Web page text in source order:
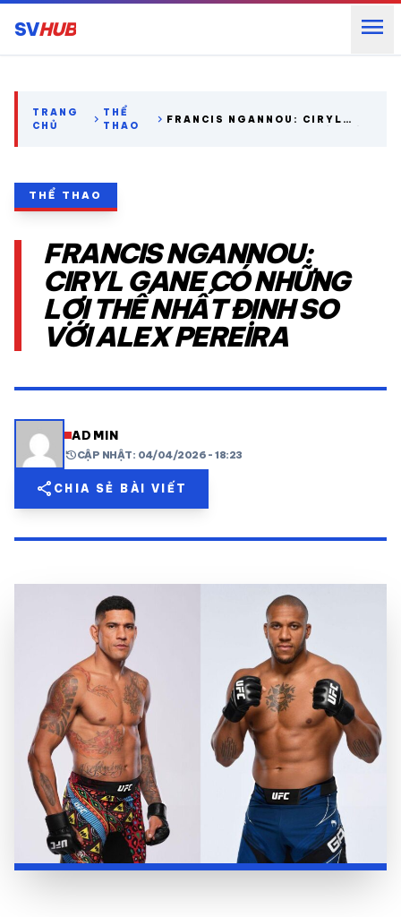
SVHUB menu
THỂ THAO TRONG NƯỚC
THỂ THAO
VIDEO
share mail
TRANG
CHỦ
chevron_right THỂ
THAO
chevron_right FRANCIS NGANNOU: CIRYL
THỂ THAO
FRANCIS NGANNOU:
CIRYL GANE CÓ NHỮNG
LỢI THẾ NHẤT ĐỊNH SO
VỚI ALEX PEREIRA
ADMIN
historyCẬP NHẬT: 04/04/2026 - 18:23
share CHIA SẺ BÀI VIẾT